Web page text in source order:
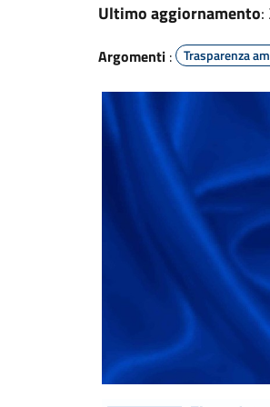
Ultimo aggiornamento:
Argomenti : Trasparenza